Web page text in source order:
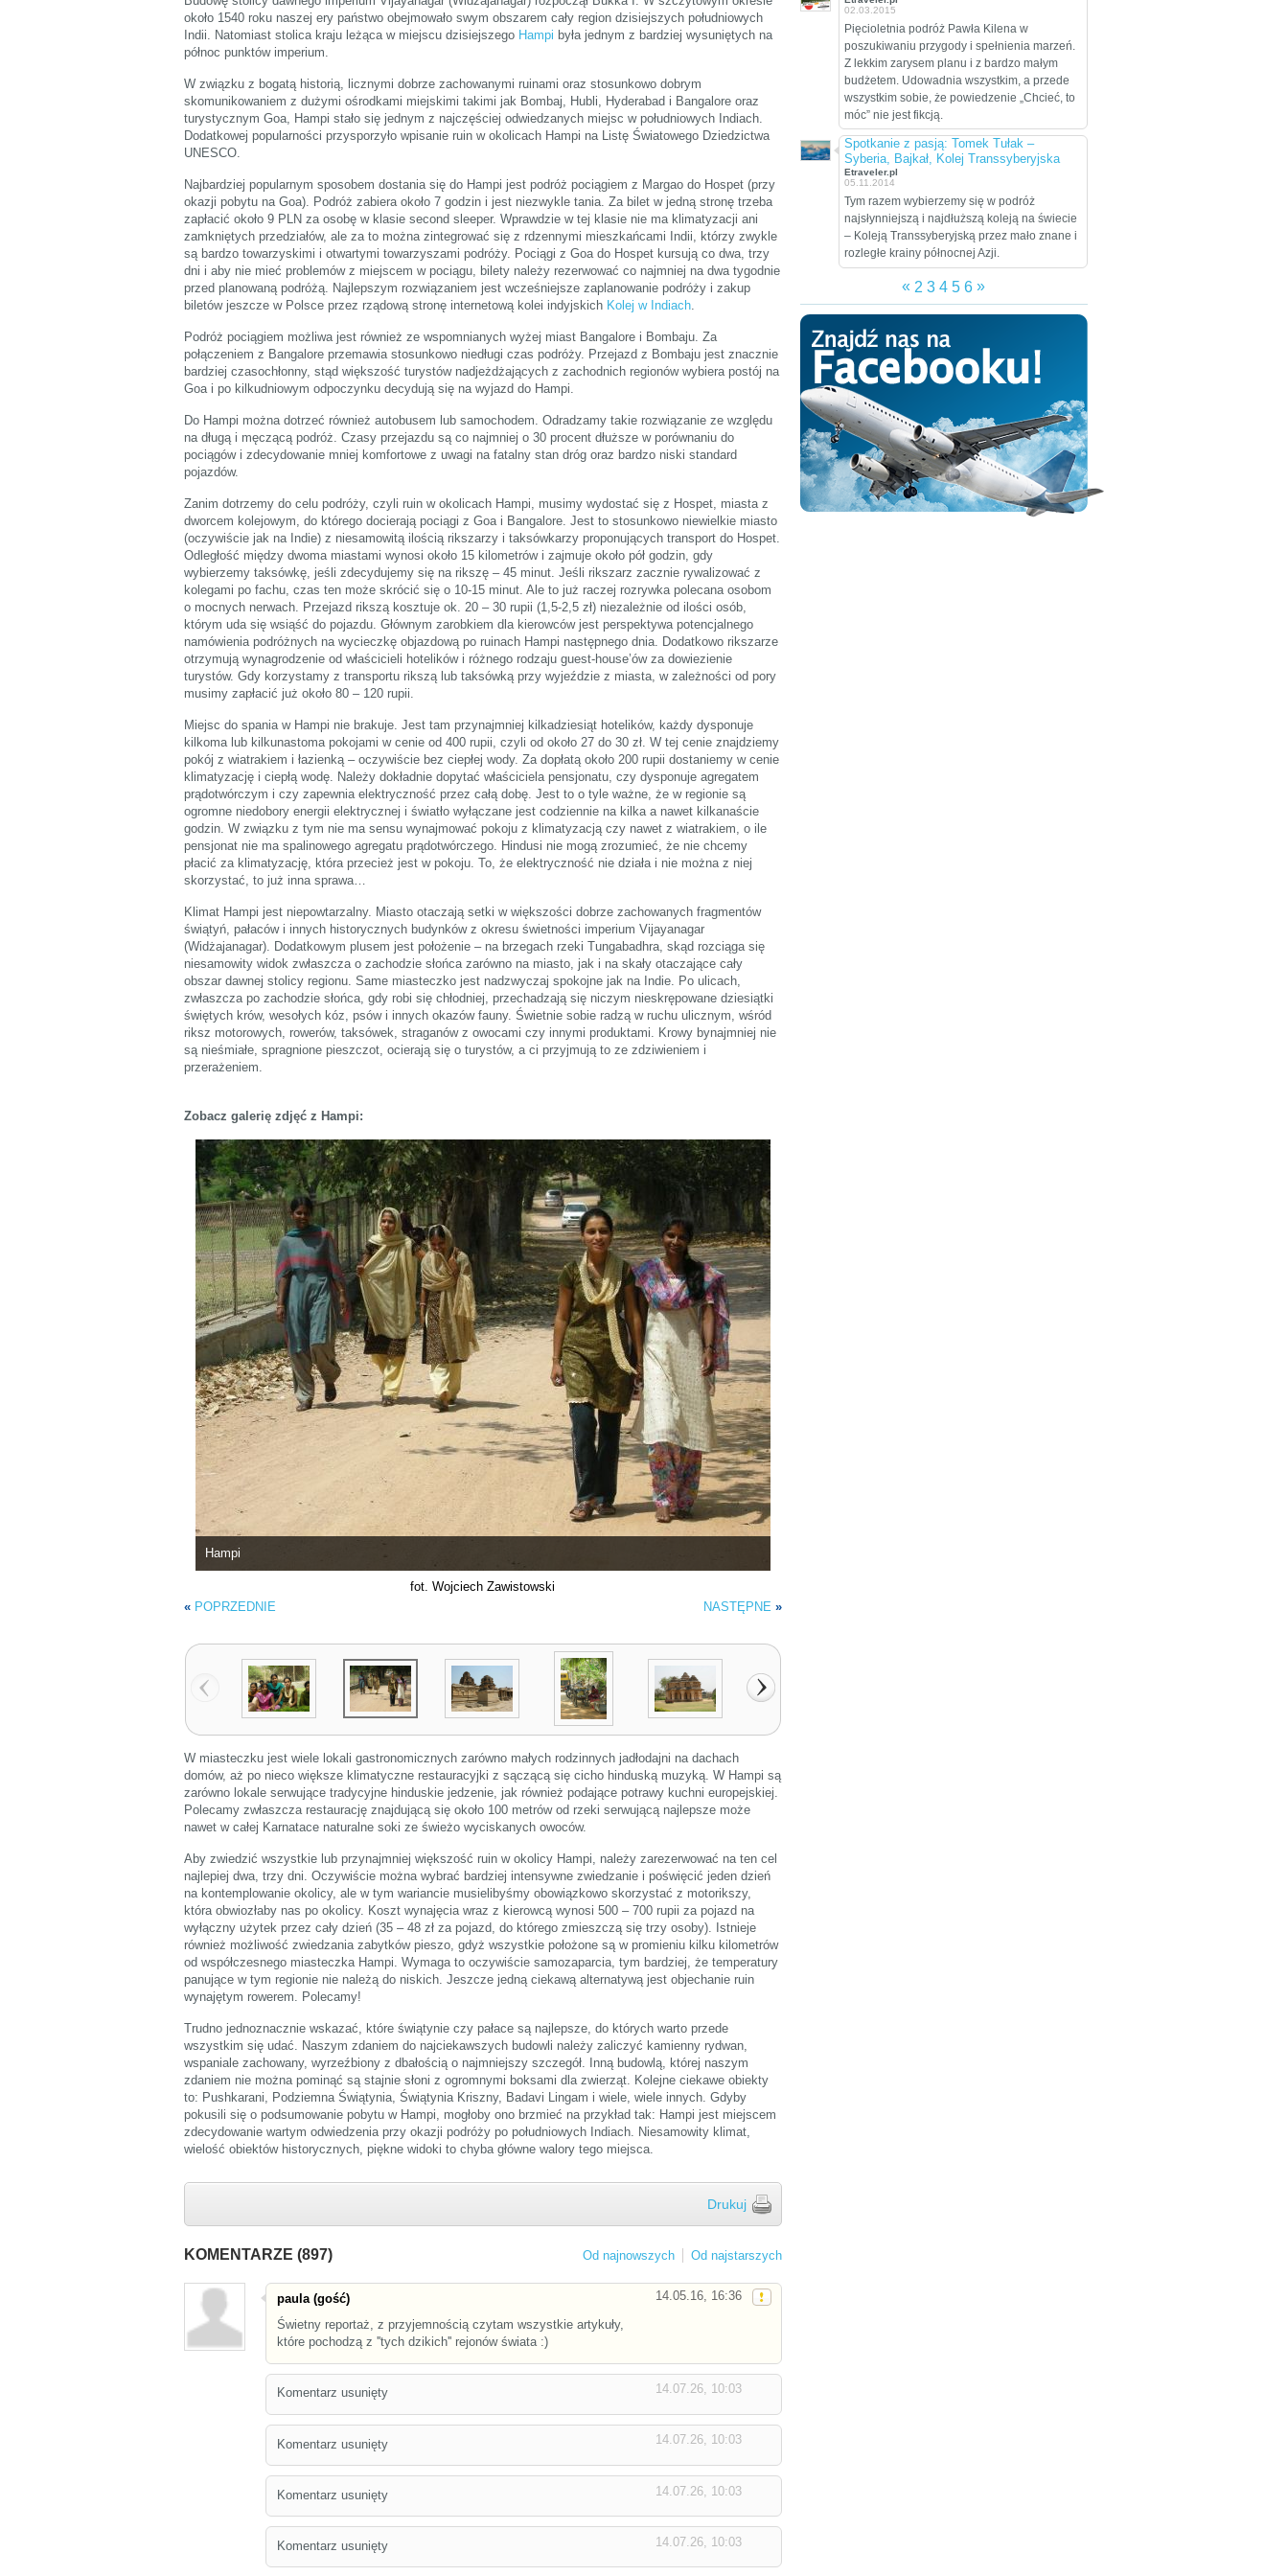
około 1540 roku naszej ery państwo obejmowało swym obszarem cały region dzisiejszych południowych
Indii. Natomiast stolica kraju leżąca w miejscu dzisiejszego Hampi była jednym z bardziej wysuniętych na
północ punktów imperium.
W związku z bogatą historią, licznymi dobrze zachowanymi ruinami oraz stosunkowo dobrym
skomunikowaniem z dużymi ośrodkami miejskimi takimi jak Bombaj, Hubli, Hyderabad i Bangalore oraz
turystycznym Goa, Hampi stało się jednym z najczęściej odwiedzanych miejsc w południowych Indiach.
Dodatkowej popularności przysporzyło wpisanie ruin w okolicach Hampi na Listę Światowego Dziedzictwa
UNESCO.
Najbardziej popularnym sposobem dostania się do Hampi jest podróż pociągiem z Margao do Hospet (przy
okazji pobytu na Goa). Podróż zabiera około 7 godzin i jest niezwykle tania. Za bilet w jedną stronę trzeba
zapłacić około 9 PLN za osobę w klasie second sleeper. Wprawdzie w tej klasie nie ma klimatyzacji ani
zamkniętych przedziałów, ale za to można zintegrować się z rdzennymi mieszkańcami Indii, którzy zwykle
są bardzo towarzyskimi i otwartymi towarzyszami podróży. Pociągi z Goa do Hospet kursują co dwa, trzy
dni i aby nie mieć problemów z miejscem w pociągu, bilety należy rezerwować co najmniej na dwa tygodnie
przed planowaną podróżą. Najlepszym rozwiązaniem jest wcześniejsze zaplanowanie podróży i zakup
biletów jeszcze w Polsce przez rządową stronę internetową kolei indyjskich Kolej w Indiach
Podróż pociągiem możliwa jest również ze wspomnianych wyżej miast Bangalore i Bombaju. Za
połączeniem z Bangalore przemawia stosunkowo niedługi czas podróży. Przejazd z Bombaju jest znacznie
bardziej czasochłonny, stąd większość turystów nadjeżdżających z zachodnich regionów wybiera postój na
Goa i po kilkudniowym odpoczynku decydują się na wyjazd do Hampi.
Do Hampi można dotrzeć również autobusem lub samochodem. Odradzamy takie rozwiązanie ze względu
na długą i męczącą podróż. Czasy przejazdu są co najmniej o 30 procent dłuższe w porównaniu do
pociągów i zdecydowanie mniej komfortowe z uwagi na fatalny stan dróg oraz bardzo niski standard
pojazdów.
Zanim dotrzemy do celu podróży, czyli ruin w okolicach Hampi, musimy wydostać się z Hospet, miasta z
dworcem kolejowym, do którego docierają pociągi z Goa i Bangalore. Jest to stosunkowo niewielkie miasto
(oczywiście jak na Indie) z niesamowitą ilością rikszarzy i taksówkarzy proponujących transport do Hospet.
Odległość między dwoma miastami wynosi około 15 kilometrów i zajmuje około pół godzin, gdy
wybierzemy taksówkę, jeśli zdecydujemy się na rikszę – 45 minut. Jeśli rikszarz zacznie rywalizować z
kolegami po fachu, czas ten może skrócić się o 10-15 minut. Ale to już raczej rozrywka polecana osobom
o mocnych nerwach. Przejazd rikszą kosztuje ok. 20 – 30 rupii (1,5-2,5 zł) niezależnie od ilości osób,
którym uda się wsiąść do pojazdu. Głównym zarobkiem dla kierowców jest perspektywa potencjalnego
namówienia podróżnych na wycieczkę objazdową po ruinach Hampi następnego dnia. Dodatkowo rikszarze
otrzymują wynagrodzenie od właścicieli hotelików i różnego rodzaju guest-house’ów za dowiezienie
turystów. Gdy korzystamy z transportu rikszą lub taksówką przy wyjeździe z miasta, w zależności od pory
musimy zapłacić już około 80 – 120 rupii.
Miejsc do spania w Hampi nie brakuje. Jest tam przynajmniej kilkadziesiąt hotelików, każdy dysponuje
kilkoma lub kilkunastoma pokojami w cenie od 400 rupii, czyli od około 27 do 30 zł. W tej cenie znajdziemy
pokój z wiatrakiem i łazienką – oczywiście bez ciepłej wody. Za dopłatą około 200 rupii dostaniemy w cenie
klimatyzację i ciepłą wodę. Należy dokładnie dopytać właściciela pensjonatu, czy dysponuje agregatem
prądotwórczym i czy zapewnia elektryczność przez całą dobę. Jest to o tyle ważne, że w regionie są
ogromne niedobory energii elektrycznej i światło wyłączane jest codziennie na kilka a nawet kilkanaście
godzin. W związku z tym nie ma sensu wynajmować pokoju z klimatyzacją czy nawet z wiatrakiem, o ile
pensjonat nie ma spalinowego agregatu prądotwórczego. Hindusi nie mogą zrozumieć, że nie chcemy
płacić za klimatyzację, która przecież jest w pokoju. To, że elektryczność nie działa i nie można z niej
skorzystać, to już inna sprawa…
Klimat Hampi jest niepowtarzalny. Miasto otaczają setki w większości dobrze zachowanych fragmentów
świątyń, pałaców i innych historycznych budynków z okresu świetności imperium Vijayanagar
(Widżajanagar). Dodatkowym plusem jest położenie – na brzegach rzeki Tungabadhra, skąd rozciąga się
niesamowity widok zwłaszcza o zachodzie słońca zarówno na miasto, jak i na skały otaczające cały
obszar dawnej stolicy regionu. Same miasteczko jest nadzwyczaj spokojne jak na Indie. Po ulicach,
zwłaszcza po zachodzie słońca, gdy robi się chłodniej, przechadzają się niczym nieskrępowane dziesiątki
świętych krów, wesołych kóz, psów i innych okazów fauny. Świetnie sobie radzą w ruchu ulicznym, wśród
riksz motorowych, rowerów, taksówek, straganów z owocami czy innymi produktami. Krowy bynajmniej nie
są nieśmiałe, spragnione pieszczot, ocierają się o turystów, a ci przyjmują to ze zdziwieniem i
przerażeniem.
Zobacz galerię zdjęć z Hampi:
Hampi
fot. Wojciech Zawistowski
« POPRZEDNIE NASTĘPNE »
W miasteczku jest wiele lokali gastronomicznych zarówno małych rodzinnych jadłodajni na dachach
domów, aż po nieco większe klimatyczne restauracyjki z sączącą się cicho hinduską muzyką. W Hampi są
zarówno lokale serwujące tradycyjne hinduskie jedzenie, jak również podające potrawy kuchni europejskiej.
Polecamy zwłaszcza restaurację znajdującą się około 100 metrów od rzeki serwującą najlepsze może
nawet w całej Karnatace naturalne soki ze świeżo wyciskanych owoców.
Aby zwiedzić wszystkie lub przynajmniej większość ruin w okolicy Hampi, należy zarezerwować na ten cel
najlepiej dwa, trzy dni. Oczywiście można wybrać bardziej intensywne zwiedzanie i poświęcić jeden dzień
na kontemplowanie okolicy, ale w tym wariancie musielibyśmy obowiązkowo skorzystać z motorikszy,
która obwiozłaby nas po okolicy. Koszt wynajęcia wraz z kierowcą wynosi 500 – 700 rupii za pojazd na
wyłączny użytek przez cały dzień (35 – 48 zł za pojazd, do którego zmieszczą się trzy osoby). Istnieje
również możliwość zwiedzania zabytków pieszo, gdyż wszystkie położone są w promieniu kilku kilometrów
od współczesnego miasteczka Hampi. Wymaga to oczywiście samozaparcia, tym bardziej, że temperatury
panujące w tym regionie nie należą do niskich. Jeszcze jedną ciekawą alternatywą jest objechanie ruin
wynajętym rowerem. Polecamy!
Trudno jednoznacznie wskazać, które świątynie czy pałace są najlepsze, do których warto przede
wszystkim się udać. Naszym zdaniem do najciekawszych budowli należy zaliczyć kamienny rydwan,
wspaniale zachowany, wyrzeźbiony z dbałością o najmniejszy szczegół. Inną budowlą, której naszym
zdaniem nie można pominąć są stajnie słoni z ogromnymi boksami dla zwierząt. Kolejne ciekawe obiekty
to: Pushkarani, Podziemna Świątynia, Świątynia Kriszny, Badavi Lingam i wiele, wiele innych. Gdyby
pokusili się o podsumowanie pobytu w Hampi, mogłoby ono brzmieć na przykład tak: Hampi jest miejscem
zdecydowanie wartym odwiedzenia przy okazji podróży po południowych Indiach. Niesamowity klimat,
wielość obiektów historycznych, piękne widoki to chyba główne walory tego miejsca.
Drukuj
KOMENTARZE (897) Od najnowszych Od najstarszych
paula (gość) 14.05.16, 16:36
Świetny reportaż, z przyjemnością czytam wszystkie artykuły,
które pochodzą z ''tych dzikich'' rejonów świata :)
14.07.26, 10:03
Komentarz usunięty
14.07.26, 10:03
Komentarz usunięty
14.07.26, 10:03
Komentarz usunięty
14.07.26, 10:03
Komentarz usunięty
Zjednoczone, które
zamierzają przejechać
wzdłuż i wszerz w
trakcie dwumiesięcznej
eskapady.
02.03.2015
Pięcioletnia podróż Pawła Kilena w
poszukiwaniu przygody i spełnienia marzeń.
Z lekkim zarysem planu i z bardzo małym
budżetem. Udowadnia wszystkim, a przede
wszystkim sobie, że powiedzenie „Chcieć, to
móc” nie jest fikcją.
Spotkanie z pasją: Tomek Tułak –
Syberia, Bajkał, Kolej Transsyberyjska
Etraveler.pl
05.11.2014
Tym razem wybierzemy się w podróż
najsłynniejszą i najdłuższą koleją na świecie
– Koleją Transsyberyjską przez mało znane i
rozległe krainy północnej Azji.
« 2 3 4 5 6 »